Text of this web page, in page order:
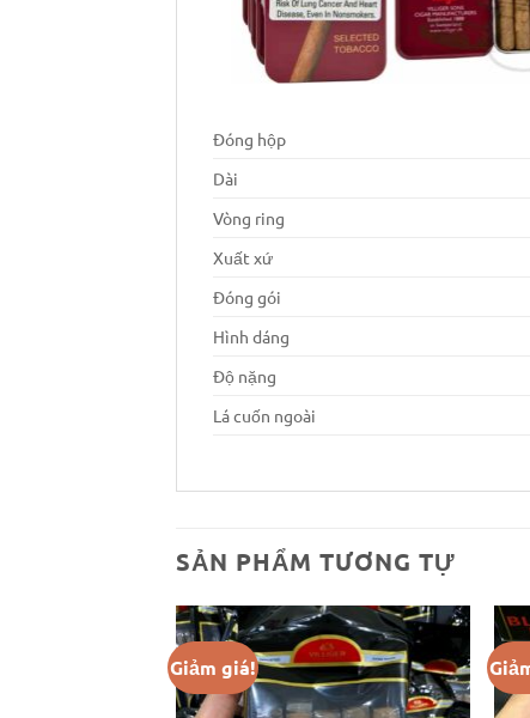
Đóng hộp
Dài
Vòng ring
Xuất xứ
Đóng gói
Hình dáng
Độ nặng
Lá cuốn ngoài
SẢN PHẨM TƯƠNG TỰ
Giảm giá!